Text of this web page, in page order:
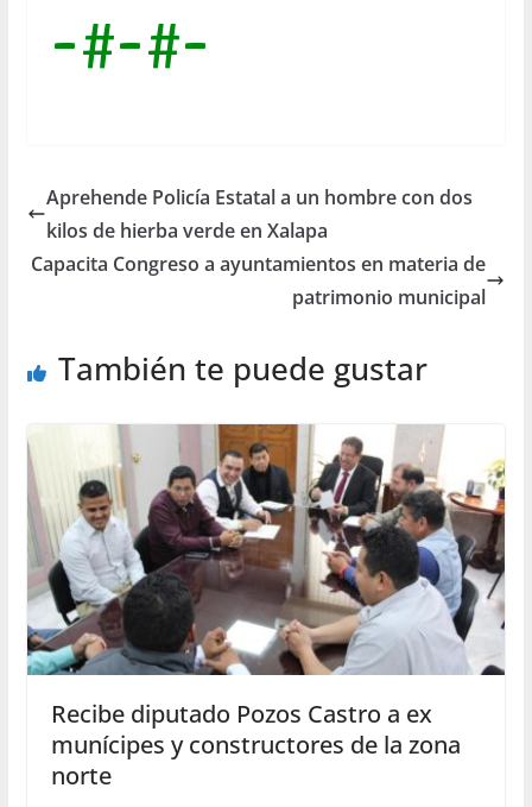
-#-#-
Aprehende Policía Estatal a un hombre con dos
kilos de hierba verde en Xalapa
Capacita Congreso a ayuntamientos en materia de
patrimonio municipal
También te puede gustar
Recibe diputado Pozos Castro a ex
munícipes y constructores de la zona
norte